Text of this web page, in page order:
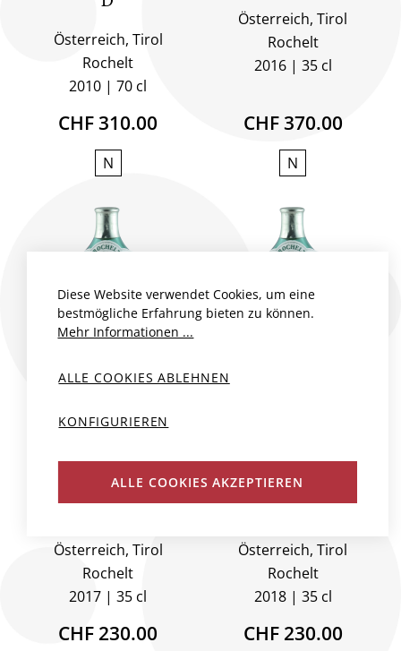
Österreich, Tirol
Rochelt
2010
70 cl
CHF 310.00
N
Österreich, Tirol
Rochelt
2016
35 cl
CHF 370.00
N
WACHAUER
Österreich, Tirol
Rochelt
2017
35 cl
CHF 230.00
WACHAUER
Österreich, Tirol
Rochelt
2018
35 cl
CHF 230.00
Diese Website verwendet Cookies, um eine
bestmögliche Erfahrung bieten zu können.
Mehr Informationen ...
ALLE COOKIES ABLEHNEN
KONFIGURIEREN
ALLE COOKIES AKZEPTIEREN